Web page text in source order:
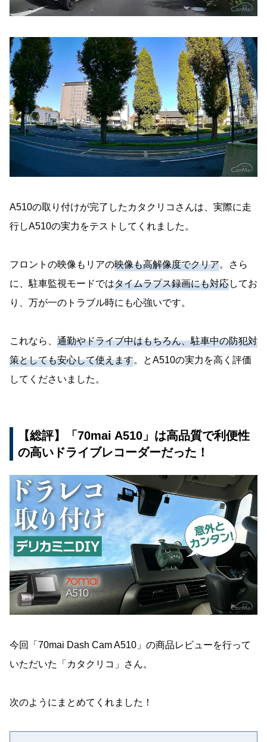
A510の取り付けが完了したカタクリコさんは、実際に走
行しA510の実力をテストしてくれました。
フロントの映像もリアの映像も高解像度でクリア。さら
に、駐車監視モードではタイムラプス録画にも対応してお
り、万が一のトラブル時にも心強いです。
これなら、 通勤やドライブ中はもちろん、駐車中の防犯対
策としても安心して使えます。とA510の実力を高く評価
してくださいました。
【総評】「70mai A510」は高品質で利便性
の高いドライブレコーダーだった！
今回「70mai Dash Cam A510」の商品レビューを行って
いただいた「カタクリコ」さん。
次のようにまとめてくれました！